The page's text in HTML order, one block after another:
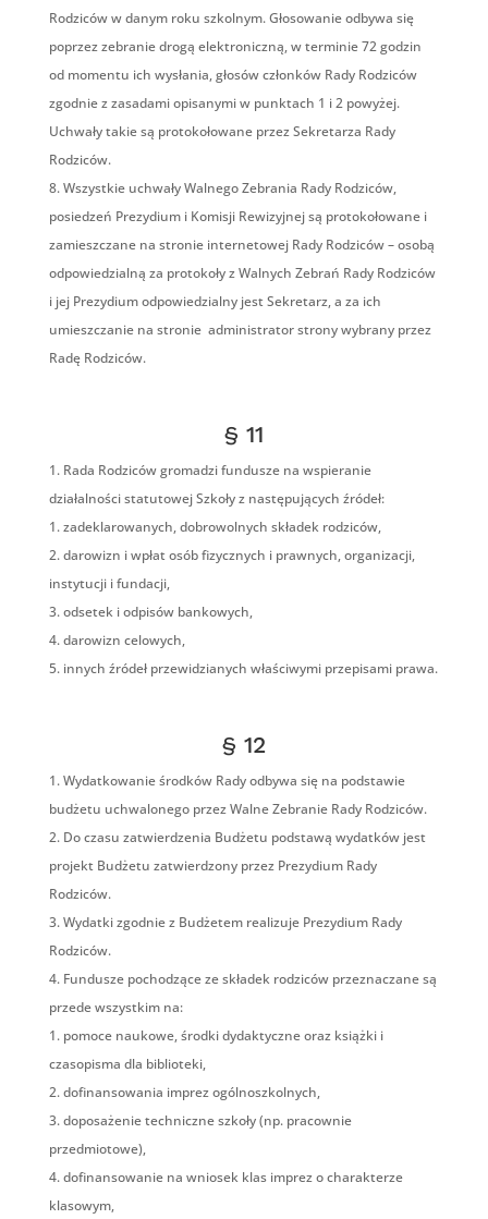
Rodziców w danym roku szkolnym. Głosowanie odbywa się
poprzez zebranie drogą elektroniczną, w terminie 72 godzin
od momentu ich wysłania, głosów członków Rady Rodziców
zgodnie z zasadami opisanymi w punktach 1 i 2 powyżej.
Uchwały takie są protokołowane przez Sekretarza Rady
Rodziców.
Wszystkie uchwały Walnego Zebrania Rady Rodziców,
posiedzeń Prezydium i Komisji Rewizyjnej są protokołowane i
zamieszczane na stronie internetowej Rady Rodziców – osobą
odpowiedzialną za protokoły z Walnych Zebrań Rady Rodziców
i jej Prezydium odpowiedzialny jest Sekretarz, a za ich
umieszczanie na stronie  administrator strony wybrany przez
Radę Rodziców.
§ 11
Rada Rodziców gromadzi fundusze na wspieranie
działalności statutowej Szkoły z następujących źródeł:
zadeklarowanych, dobrowolnych składek rodziców,
darowizn i wpłat osób fizycznych i prawnych, organizacji,
instytucji i fundacji,
odsetek i odpisów bankowych,
darowizn celowych,
innych źródeł przewidzianych właściwymi przepisami prawa.
§ 12
Wydatkowanie środków Rady odbywa się na podstawie
budżetu uchwalonego przez Walne Zebranie Rady Rodziców.
Do czasu zatwierdzenia Budżetu podstawą wydatków jest
projekt Budżetu zatwierdzony przez Prezydium Rady
Rodziców.
Wydatki zgodnie z Budżetem realizuje Prezydium Rady
Rodziców.
Fundusze pochodzące ze składek rodziców przeznaczane są
przede wszystkim na:
pomoce naukowe, środki dydaktyczne oraz książki i
czasopisma dla biblioteki,
dofinansowania imprez ogólnoszkolnych,
doposażenie techniczne szkoły (np. pracownie
przedmiotowe),
dofinansowanie na wniosek klas imprez o charakterze
klasowym,